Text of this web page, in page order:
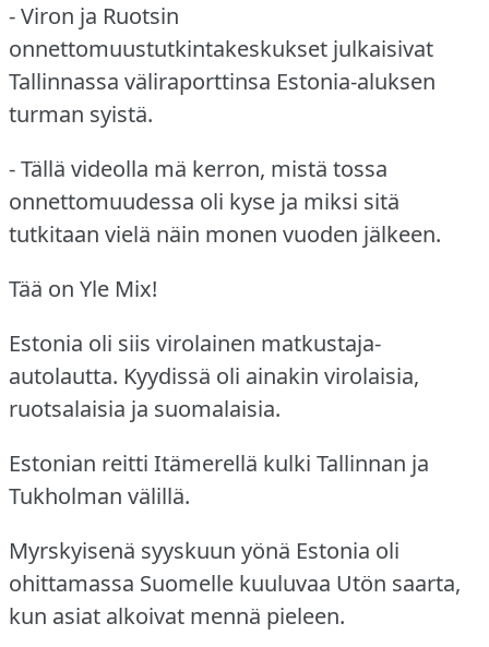
- Viron ja Ruotsin
onnettomuustutkintakeskukset julkaisivat
Tallinnassa väliraporttinsa Estonia-aluksen
turman syistä.
- Tällä videolla mä kerron, mistä tossa
onnettomuudessa oli kyse ja miksi sitä
tutkitaan vielä näin monen vuoden jälkeen.
Tää on Yle Mix!
Estonia oli siis virolainen matkustaja-
autolautta. Kyydissä oli ainakin virolaisia,
ruotsalaisia ja suomalaisia.
Estonian reitti Itämerellä kulki Tallinnan ja
Tukholman välillä.
Myrskyisenä syyskuun yönä Estonia oli
ohittamassa Suomelle kuuluvaa Utön saarta,
kun asiat alkoivat mennä pieleen.